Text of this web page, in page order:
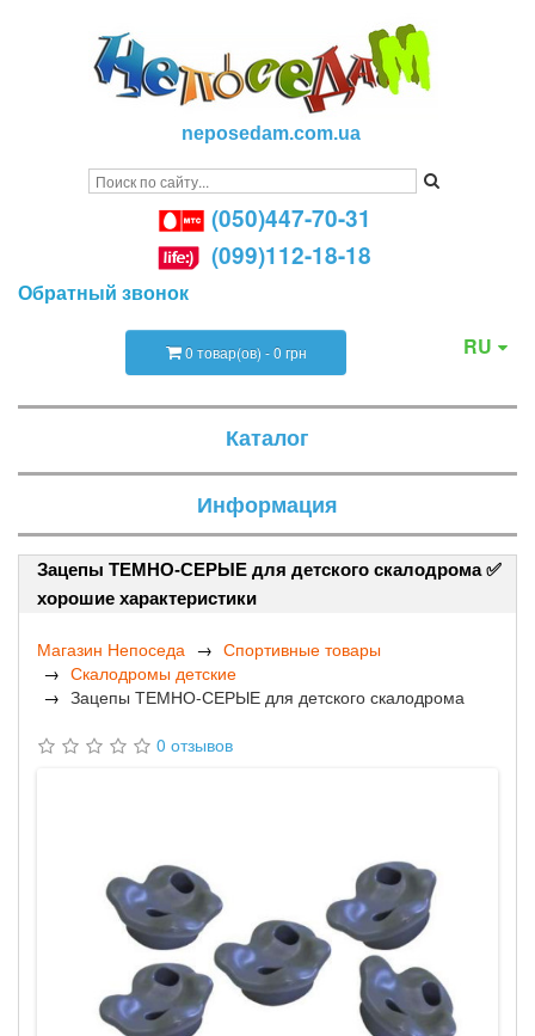
neposedam.com.ua
(050)447-70-31
(099)112-18-18
Обратный звонок
RU
0 товар(ов) - 0 грн
Каталог
Информация
Зацепы ТЕМНО-СЕРЫЕ для детского скалодрома ✅
хорошие характеристики
Магазин Непоседа
Спортивные товары
Скалодромы детские
Зацепы ТЕМНО-СЕРЫЕ для детского скалодрома
0 отзывов